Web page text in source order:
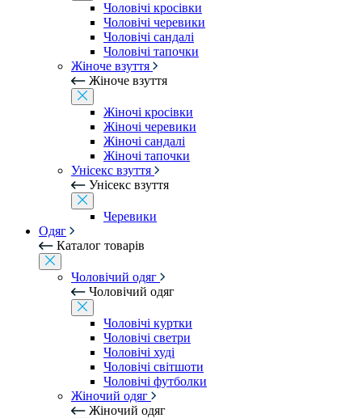
Чоловічі кросівки
Чоловічі черевики
Чоловічі сандалі
Чоловічі тапочки
Жіноче взуття
Жіноче взуття
Жіночі кросівки
Жіночі черевики
Жіночі сандалі
Жіночі тапочки
Унісекс взуття
Унісекс взуття
Черевики
Одяг
Каталог товарів
Чоловічий одяг
Чоловічий одяг
Чоловічі куртки
Чоловічі светри
Чоловічі худі
Чоловічі світшоти
Чоловічі футболки
Жіночий одяг
Жіночий одяг